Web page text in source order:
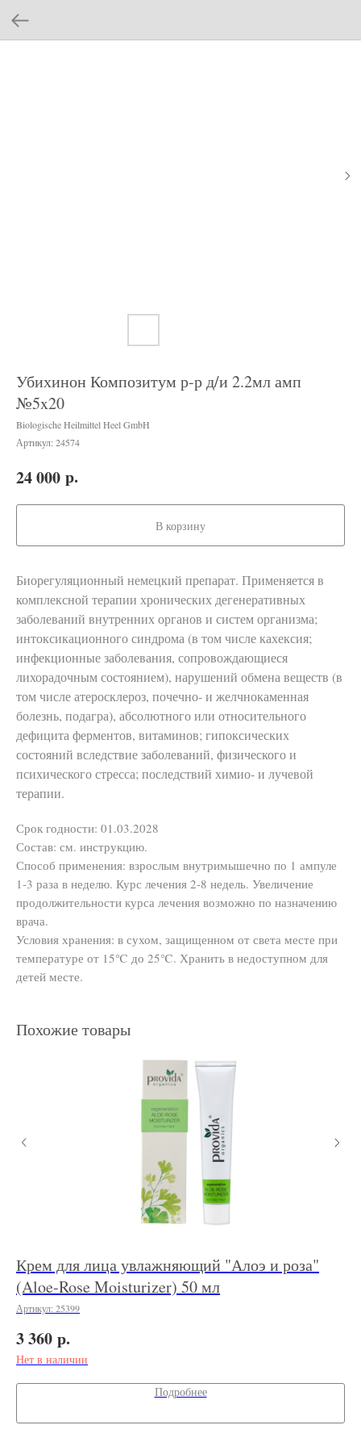
Убихинон Композитум р-р д/и 2.2мл амп
№5x20
Biologische Heilmittel Heel GmbH
Артикул: 24574
24 000 р.
В корзину
Биорегуляционный немецкий препарат. Применяется в
комплексной терапии хронических дегенеративных
заболеваний внутренних органов и систем организма;
интоксикационного синдрома (в том числе кахексия;
инфекционные заболевания, сопровождающиеся
лихорадочным состоянием), нарушений обмена веществ (в
том числе атеросклероз, почечно- и желчнокаменная
болезнь, подагра), абсолютного или относительного
дефицита ферментов, витаминов; гипоксических
состояний вследствие заболеваний, физического и
психического стресса; последствий химио- и лучевой
терапии.
Срок годности: 01.03.2028
Состав: см. инструкцию.
Способ применения: взрослым внутримышечно по 1 ампуле
1-3 раза в неделю. Курс лечения 2-8 недель. Увеличение
продолжительности курса лечения возможно по назначению
врача.
Условия хранения: в сухом, защищенном от света месте при
температуре от 15℃ до 25℃. Хранить в недоступном для
детей месте.
Похожие товары
Крем для лица увлажняющий "Алоэ и роза"
(Aloe-Rose Moisturizer) 50 мл
Артикул: 25399
3 360 р.
Нет в наличии
Подробнее